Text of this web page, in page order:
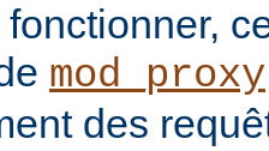
mod_proxy
des